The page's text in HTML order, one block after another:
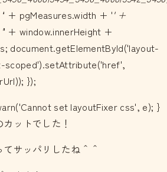
' + pgMeasures.width + '' +
'' + window.innerHeight +
document.getElementById('layout-
});
set layoutFixer css', e); }
ットでした！
サッパリしたね＾＾